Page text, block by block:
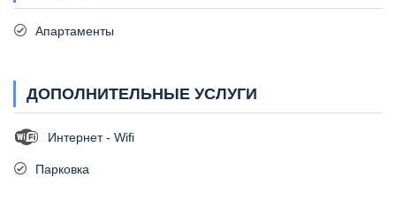
Апартаменты
ДОПОЛНИТЕЛЬНЫЕ УСЛУГИ
Интернет - Wifi
Парковка